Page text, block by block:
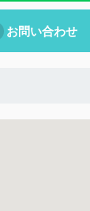
お問い合わせ